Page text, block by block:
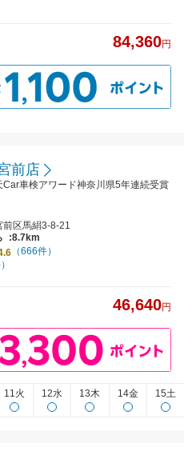
84,360円
前店
Car車検アワード神奈川県5年連続受賞
前区馬絹3-8-21
:8.7km
（666件）
46,640円
11火 12水 13木 14金 15土